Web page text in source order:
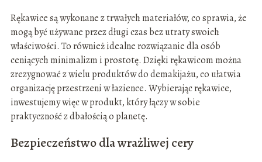
Rękawice są wykonane z trwałych materiałów, co sprawia, że
mogą być używane przez długi czas bez utraty swoich
właściwości. To również idealne rozwiązanie dla osób
ceniących minimalizm i prostotę. Dzięki rękawicom można
zrezygnować z wielu produktów do demakijażu, co ułatwia
organizację przestrzeni w łazience. Wybierając rękawice,
inwestujemy więc w produkt, który łączy w sobie
praktyczność z dbałością o planetę.
Bezpieczeństwo dla wrażliwej cery